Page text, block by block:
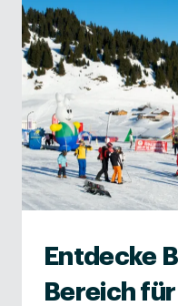
Entdecke
Bereich